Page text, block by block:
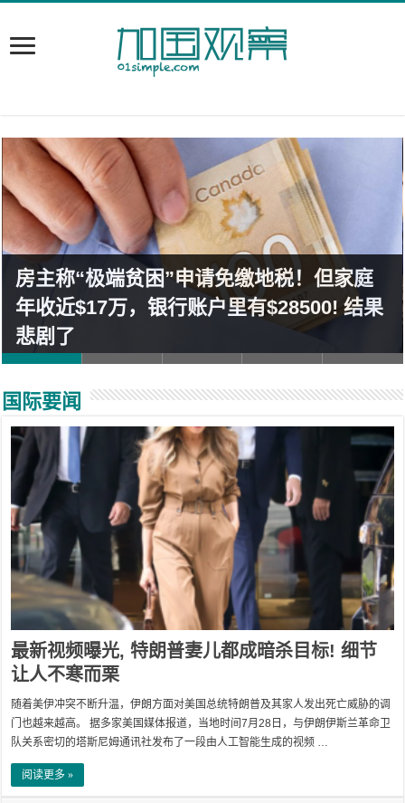
房主称“极端贫困”申请免缴地税！但家庭
年收近$17万，银行账户里有$28500! 结果
悲剧了
国际要闻
最新视频曝光, 特朗普妻儿都成暗杀目标! 细节
让人不寒而栗
随着美伊冲突不断升温，伊朗方面对美国总统特朗普及其家人发出死亡威胁的调
门也越来越高。 据多家美国媒体报道，当地时间7月28日，与伊朗伊斯兰革命卫
队关系密切的塔斯尼姆通讯社发布了一段由人工智能生成的视频 …
阅读更多 »